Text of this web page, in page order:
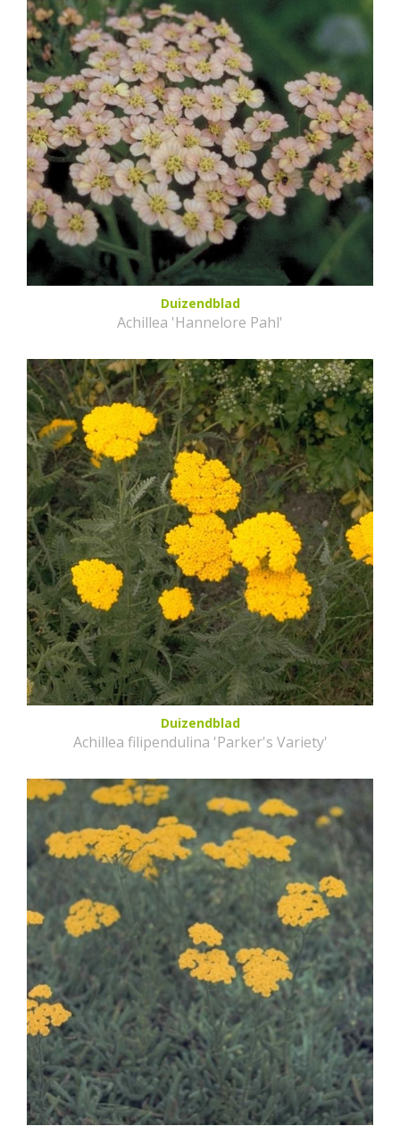
Duizendblad
Achillea 'Hannelore Pahl'
Duizendblad
Achillea filipendulina 'Parker's Variety'